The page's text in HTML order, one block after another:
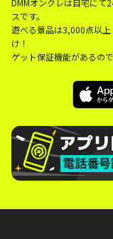
DMMオンクレは自宅にて
スです。
遊べる景品は3,000点以
け！
ゲット保証機能があるの